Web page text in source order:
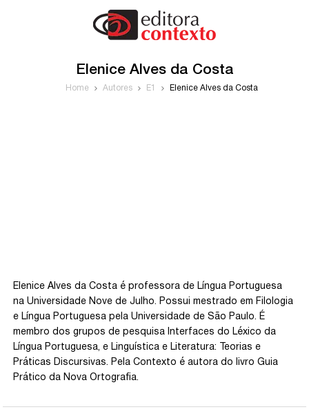
Elenice Alves da Costa
Home Autores E1 Elenice Alves da Costa
Elenice Alves da Costa é professora de Língua Portuguesa
na Universidade Nove de Julho. Possui mestrado em Filologia
e Língua Portuguesa pela Universidade de São Paulo. É
membro dos grupos de pesquisa Interfaces do Léxico da
Língua Portuguesa, e Linguística e Literatura: Teorias e
Práticas Discursivas. Pela Contexto é autora do livro Guia
Prático da Nova Ortografia.